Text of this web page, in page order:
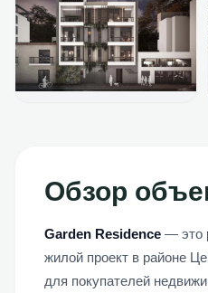
Обзор
Garden Residence — это
жилой проект в районе
для покупателей